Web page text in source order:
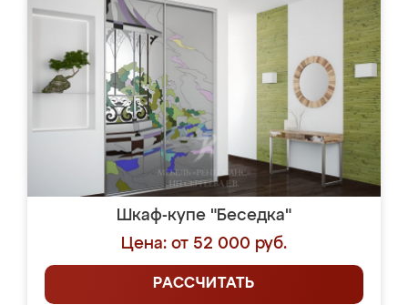
Шкаф-купе "Беседка"
Цена: от 52 000 руб.
РАССЧИТАТЬ